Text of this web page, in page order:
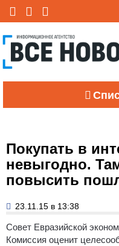
Покупать в
невыгодно.
повысить
23.11.15 в 13:38
Совет Евразийской
Комиссия оценит